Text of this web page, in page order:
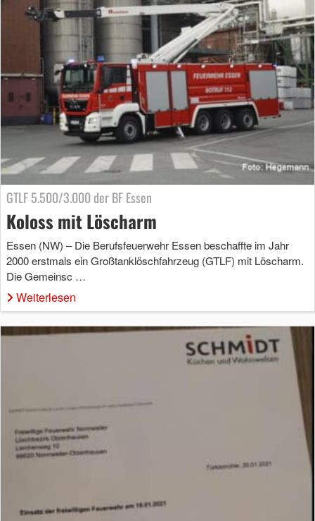
GTLF 5.500/3.000 der BF Essen
Koloss mit Löscharm
Essen (NW) – Die Berufsfeuerwehr Essen beschaffte im Jahr
2000 erstmals ein Großtanklöschfahrzeug (GTLF) mit Löscharm.
Die Gemeinsc …
Weiterlesen